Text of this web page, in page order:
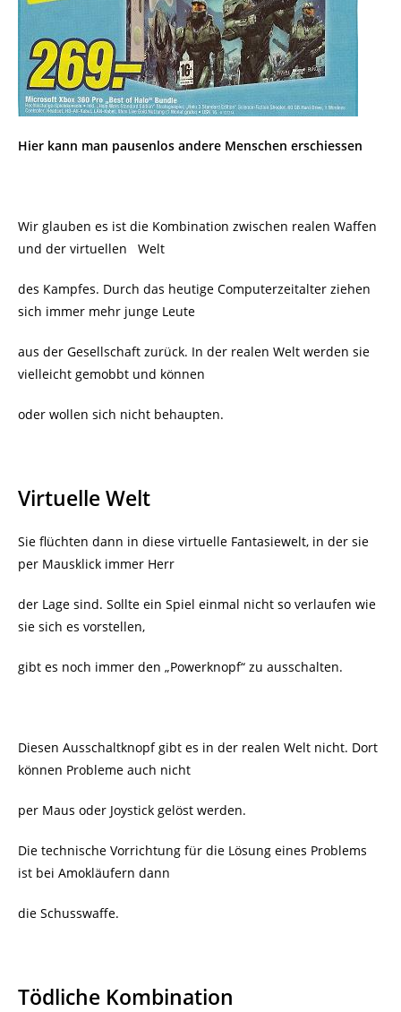
Hier kann man pausenlos andere Menschen erschiessen
Wir glauben es ist die Kombination zwischen realen Waffen
und der virtuellen
Welt
des Kampfes. Durch das heutige Computerzeitalter ziehen
sich immer mehr junge Leute
aus der Gesellschaft zurück. In der realen Welt werden sie
vielleicht gemobbt und können
oder wollen sich nicht behaupten.
Virtuelle Welt
Sie flüchten dann in diese virtuelle Fantasiewelt, in der sie
per Mausklick immer Herr
der Lage sind. Sollte ein Spiel einmal nicht so verlaufen wie
sie sich es vorstellen,
gibt es noch immer den „Powerknopf“ zu ausschalten.
Diesen Ausschaltknopf gibt es in der realen Welt nicht. Dort
können Probleme auch nicht
per Maus oder Joystick gelöst werden.
Die technische Vorrichtung für die Lösung eines Problems
ist bei Amokläufern dann
die Schusswaffe.
Tödliche Kombination